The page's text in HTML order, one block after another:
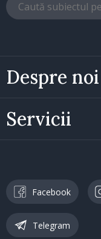
Despre noi
Servicii
Facebook
Telegram